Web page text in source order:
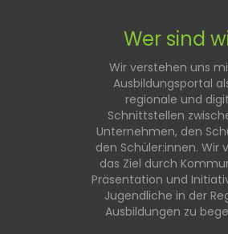
Wer sind
Wir verstehen uns
Ausbildungsportal
regionale und
Schnittstellen
Unternehmen, den
den Schüler:innen. Wir
das Ziel durch
Präsentation und
Jugendliche in der
Ausbildungen zu